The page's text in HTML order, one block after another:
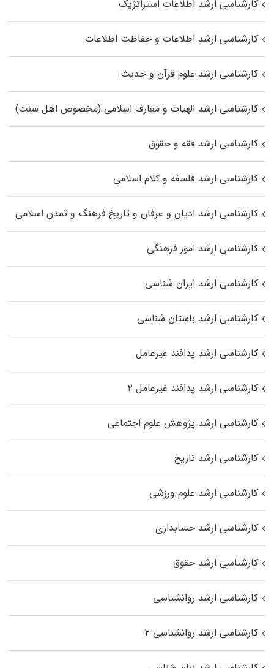
کارشناسی ارشد اطلاعات استراتژیک
کارشناسی ارشد اطلاعات و حفاظت اطلاعات
کارشناسی ارشد علوم قرآن و حدیث
کارشناسی ارشد الهیات و معارف اسلامی (مخصوص اهل سنت)
کارشناسی ارشد فقه و حقوق
کارشناسی ارشد فلسفه و کلام اسلامی
کارشناسی ارشد ادیان و عرفان و تاریخ فرهنگ و تمدن اسلامی
کارشناسی ارشد امور فرهنگی
کارشناسی ارشد ایران شناسی
کارشناسی ارشد باستان شناسی
کارشناسی ارشد پدافند غیرعامل
کارشناسی ارشد پدافند غیرعامل ۲
کارشناسی ارشد پژوهش علوم اجتماعی
کارشناسی ارشد تاریخ
کارشناسی ارشد علوم ورزشی
کارشناسی ارشد حسابداری
کارشناسی ارشد حقوق
کارشناسی ارشد روانشناسی
کارشناسی ارشد روانشناسی ۲